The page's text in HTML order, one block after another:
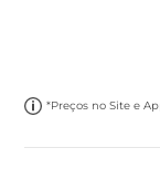
*Preços no Site e